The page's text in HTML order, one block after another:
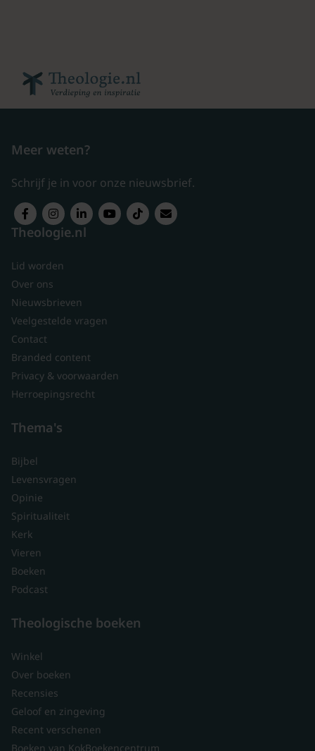
Meer weten?
Schrijf je in voor onze nieuwsbrief.
Theologie.nl
Lid worden
Over ons
Nieuwsbrieven
Veelgestelde vragen
Contact
Branded content
Privacy & voorwaarden
Herroepingsrecht
Thema's
Bijbel
Levensvragen
Opinie
Spiritualiteit
Kerk
Vieren
Boeken
Podcast
Theologische boeken
Winkel
Over boeken
Recensies
Geloof en zingeving
Recent verschenen
Boeken van KokBoekencentrum